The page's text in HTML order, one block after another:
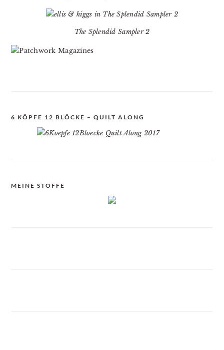
The Splendid Sampler 2
6 KÖPFE 12 BLÖCKE – QUILT ALONG
MEINE STOFFE